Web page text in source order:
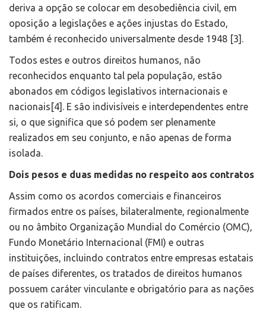
deriva a opção se colocar em desobediência civil, em
oposição a legislações e ações injustas do Estado,
também é reconhecido universalmente desde 1948 [3].
Todos estes e outros direitos humanos, não
reconhecidos enquanto tal pela população, estão
abonados em códigos legislativos internacionais e
nacionais[4]. E são indivisíveis e interdependentes entre
si, o que significa que só podem ser plenamente
realizados em seu conjunto, e não apenas de forma
isolada.
Dois pesos e duas medidas no respeito aos contratos
Assim como os acordos comerciais e financeiros
firmados entre os países, bilateralmente, regionalmente
ou no âmbito Organização Mundial do Comércio (OMC),
Fundo Monetário Internacional (FMI) e outras
instituições, incluindo contratos entre empresas estatais
de países diferentes, os tratados de direitos humanos
possuem caráter vinculante e obrigatório para as nações
que os ratificam.